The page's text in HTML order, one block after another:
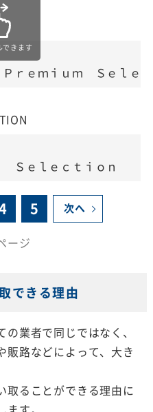
ｒｅｍｉｕｍ Ｓｅｌｅ
Ｓｅｌｅｃｔｉｏｎ
5 次へ
ージ
できる理由
業者で同じではなく、
販路などによって、大き
取ることができる理由に